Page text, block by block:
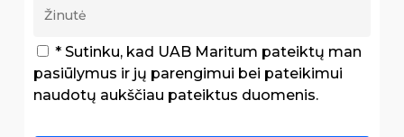
* Sutinku, kad UAB Maritum pateiktų man
pasiūlymus ir jų parengimui bei pateikimui
naudotų aukščiau pateiktus duomenis.